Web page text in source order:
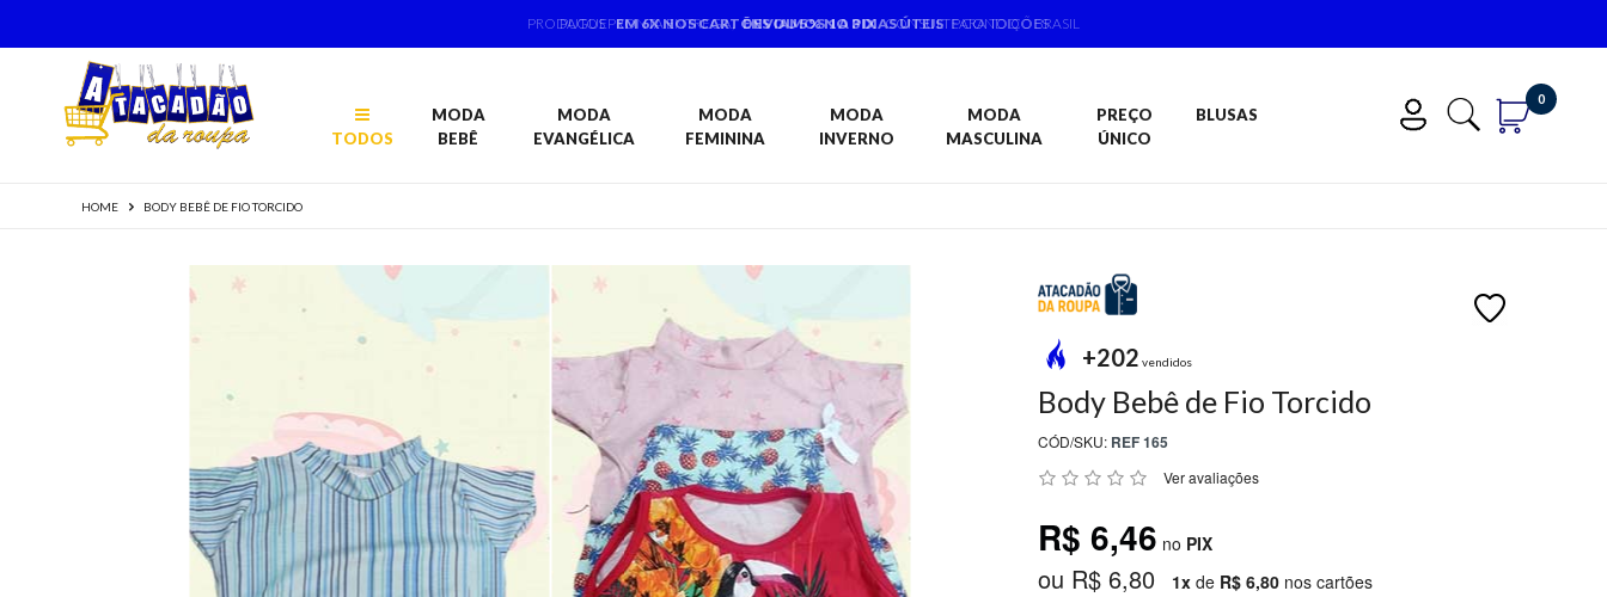
PRODUTOS PRONTA ENTREGA, ENVIAMOS 1 A 3 DIAS ÚTEIS PARA TODO BRASIL
TODOS
MODA
BEBÊ
MODA
EVANGÉLICA
MODA
FEMININA
MODA
INVERNO
MODA
MASCULINA
PREÇO
ÚNICO
BLUSAS
0
HOME BODY BEBÊ DE FIO TORCIDO
+202 vendidos
Body Bebê de Fio Torcido
CÓD/SKU: REF 165
Ver avaliações
R$ 6,46 no PIX
ou R$ 6,80 1xde R$ 6,80nos cartões